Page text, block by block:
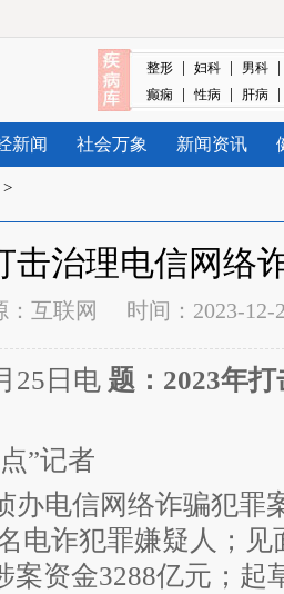
整形 | 妇科 | 男科 |
癫痫 | 性病 | 肝病 |
新闻 社会万象 新闻资讯
>
击治理电信网络
互联网 时间：2023-12-
25日电 题：2023年
”记者
办电信网络诈骗犯罪
电诈犯罪嫌疑人；见
案资金3288亿元；起